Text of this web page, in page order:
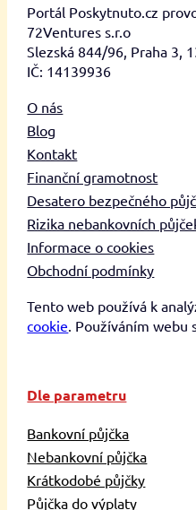
Portál Poskytnuto.cz
72Ventures s.r.o
Slezská 844/96, Praha 3,
IČ: 14139936
O nás
Blog
Kontakt
Finanční gramotnost
Desatero bezpečného
Rizika nebankovních
Informace o cookies
Obchodní podmínky
Tento web používá k
cookie . Používáním webu
Dle parametru
Bankovní půjčka
Nebankovní půjčka
Krátkodobé půjčky
Půjčka do výplaty